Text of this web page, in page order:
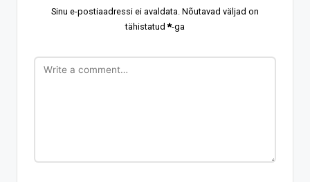
Sinu e-postiaadressi ei avaldata. Nõutavad väljad on
tähistatud*-ga